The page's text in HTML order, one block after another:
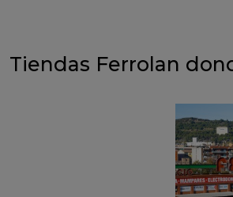
Tiendas Ferrolan